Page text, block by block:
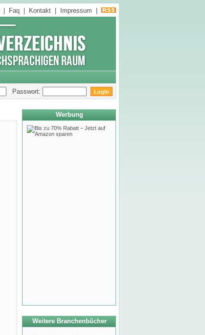
Faq Kontakt Impressum
Passwort:
Werbung
Weitere Branchenbücher